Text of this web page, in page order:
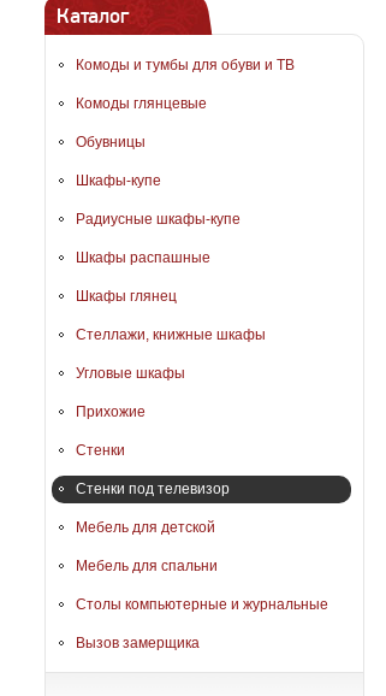
Каталог
Комоды и тумбы для обуви и ТВ
Комоды глянцевые
Обувницы
Шкафы-купе
Радиусные шкафы-купе
Шкафы распашные
Шкафы глянец
Стеллажи, книжные шкафы
Угловые шкафы
Прихожие
Стенки
Стенки под телевизор
Мебель для детской
Мебель для спальни
Столы компьютерные и журнальные
Вызов замерщика